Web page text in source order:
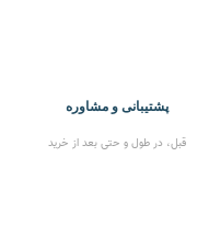
پشتیبانی و مشاوره
قبل، در طول و حتی بعد از خرید